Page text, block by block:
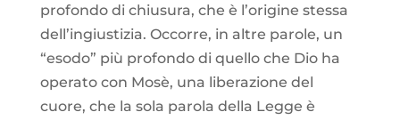
profondo di chiusura, che è l’origine stessa
dell’ingiustizia. Occorre, in altre parole, un
“esodo” più profondo di quello che Dio ha
operato con Mosè, una liberazione del
cuore, che la sola parola della Legge è